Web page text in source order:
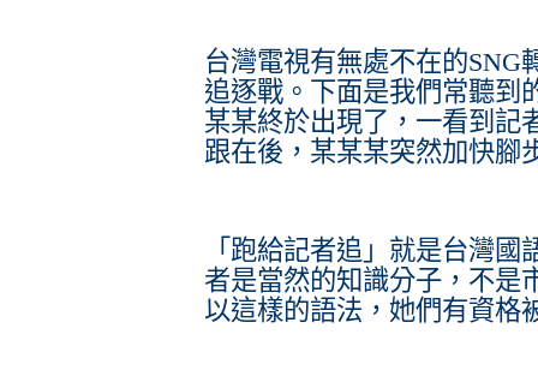
台灣電視有無處不在的SNG
追逐戰。下面是我們常聽到
某某終於出現了，一看到記
跟在後，某某某突然加快腳
「跑給記者追」就是台灣
者是當然的知識分子，不是
以這樣的語法，她們有資格